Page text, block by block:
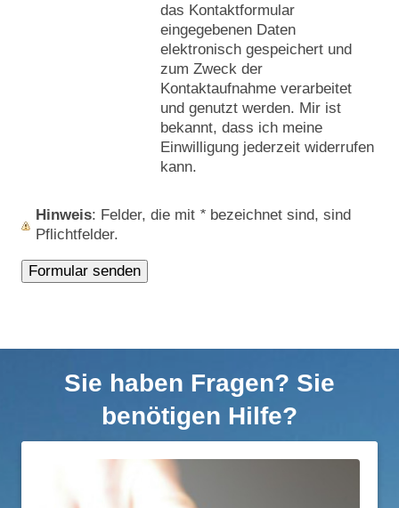
das Kontaktformular
eingegebenen Daten
elektronisch gespeichert und
zum Zweck der
Kontaktaufnahme verarbeitet
und genutzt werden. Mir ist
bekannt, dass ich meine
Einwilligung jederzeit widerrufen
kann.
Hinweis : Felder, die mit * bezeichnet sind, sind
Pflichtfelder.
Sie haben Fragen? Sie
benötigen Hilfe?